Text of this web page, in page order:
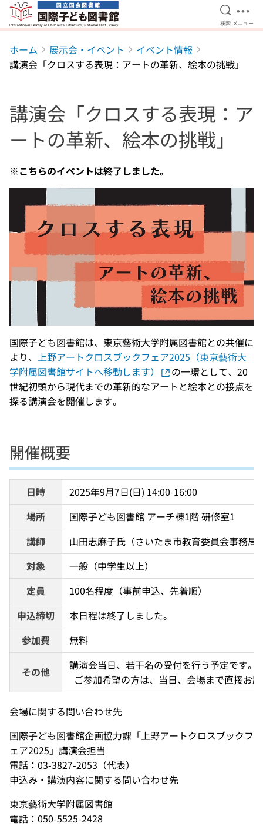
本文へ移動
検索を
検索 メ
メニュー
ホーム 展示会・イベント
イベント情報
講演会「クロスする表現：アートの革新、絵本の挑戦」
講演会「クロスする表現：ア
ートの革新、絵本の挑戦」
※こちらのイベントは終了しました。
国際子ども図書館は、東京藝術大学附属図書館との共催に
より、
上野アートクロスブックフェア2025（東京藝術大
学附属図書館サイトへ移動します）
の一環として、20
世紀初頭から現代までの革新的なアートと絵本との接点を
探る講演会を開催します。
開催概要
日時
2025年9月7日(日) 14:00-16:00
場所
国際子ども図書館 アーチ棟1階 研修室1
講師
山田志麻子氏（さいたま市教育委員会事務
対象
一般（中学生以上）
定員
100名程度（事前申込、先着順）
申込締切
本日程は終了しました。
参加費
無料
その他
講演会当日、若干名の受付を行う予定です。
ご参加希望の方は、当日、会場まで直接お
会場に関する問い合わせ先
国際子ども図書館企画協力課「上野アートクロスブックフ
ェア2025」講演会担当
電話：03-3827-2053（代表）
申込み・講演内容に関する問い合わせ先
東京藝術大学附属図書館
電話：050-5525-2428